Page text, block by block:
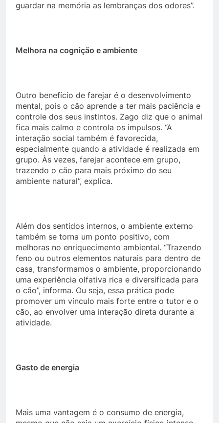
guardar na memória as lembranças dos odores”.
Melhora na cognição e ambiente
Outro benefício de farejar é o desenvolvimento
mental, pois o cão aprende a ter mais paciência e
controle dos seus instintos. Zago diz que o animal
fica mais calmo e controla os impulsos. “A
interação social também é favorecida,
especialmente quando a atividade é realizada em
grupo. Às vezes, farejar acontece em grupo,
trazendo o cão para mais próximo do seu
ambiente natural”, explica.
Além dos sentidos internos, o ambiente externo
também se torna um ponto positivo, com
melhoras no enriquecimento ambiental. “Trazendo
feno ou outros elementos naturais para dentro de
casa, transformamos o ambiente, proporcionando
uma experiência olfativa rica e diversificada para
o cão”, informa. Ou seja, essa prática pode
promover um vínculo mais forte entre o tutor e o
cão, ao envolver uma interação direta durante a
atividade.
Gasto de energia
Mais uma vantagem é o consumo de energia,